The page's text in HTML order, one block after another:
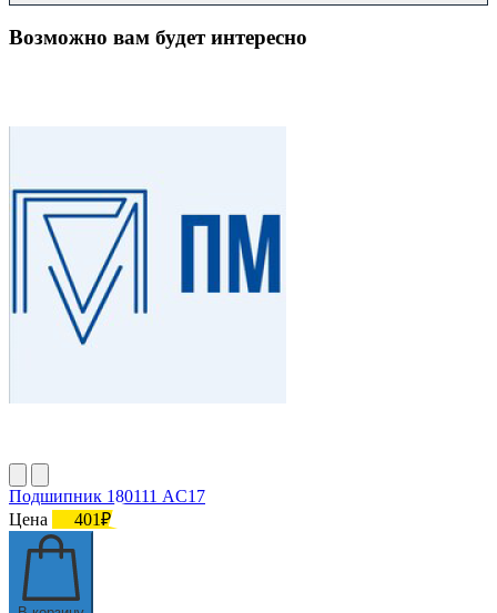
Возможно вам будет интересно
Подшипник 180111 АC17
Цена
401₽